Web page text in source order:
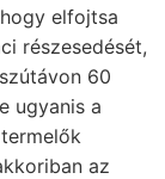
elfojtsa
részesedését,
60
ugyanis a
az